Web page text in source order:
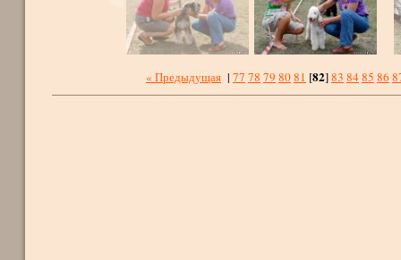
« Предыдущая | 77 78 79 8081 [82]83 8485 86